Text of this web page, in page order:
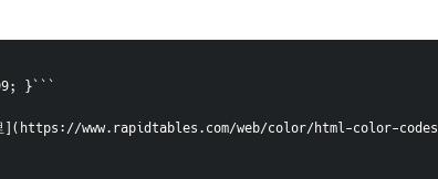
}```
](https://www.rapidtables.com/web/color/html-color-